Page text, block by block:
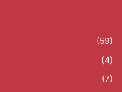
(59)
(4)
(7)